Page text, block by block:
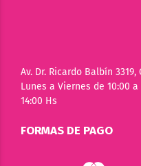
Av. Dr. Ricardo Balbín 3319,
Lunes a Viernes de 10:00
14:00 Hs
FORMAS DE PAGO